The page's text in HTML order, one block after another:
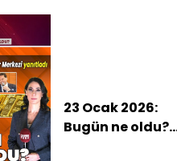
23 Ocak 2026:
Bugün ne oldu?